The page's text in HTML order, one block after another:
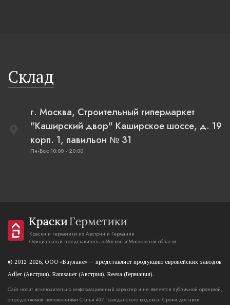
Склад
г. Москва, Строительный гипермаркет
"Каширский двор" Каширское шоссе, д. 19
корп. 1, павильон № 31
Пн-Вск: 10:00 - 20:00
Краски и герметики из Австрии и Германии
Официальный представитель в Москве и Московской области
© 2012-2026, OOO «Баулаке» — представляет продукцию европейских заводов
Adler (Австрия), Ramsauer (Австрия), Reesa (Германия).
Сайт носит исключительно информационный характер и не является публичной орфертой,
определяемой положениями Статьи 437 Гражданского кодекса. Сроки доставки